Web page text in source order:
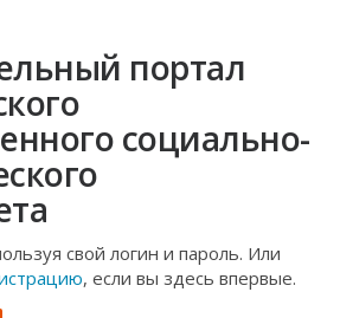
портал
социально-
свой логин и пароль. Или
, если вы здесь впервые.